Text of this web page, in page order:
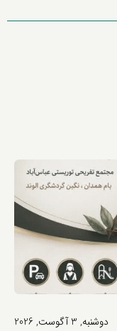
دوشنبه, 3 آگوست, 2026